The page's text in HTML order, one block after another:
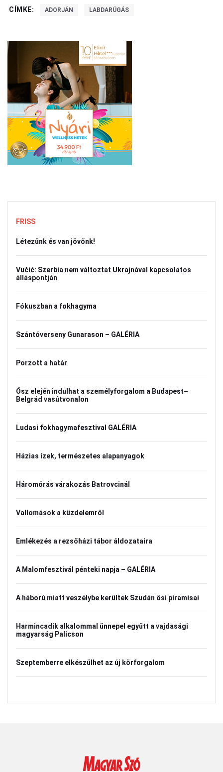
CÍMKE: ADORJÁN LABDARÚGÁS
FRISS
Létezünk és van jövőnk!
Vučić: Szerbia nem változtat Ukrajnával kapcsolatos
álláspontján
Fókuszban a fokhagyma
Szántóverseny Gunarason – GALÉRIA
Porzott a határ
Ősz elején indulhat a személyforgalom a Budapest–
Belgrád vasútvonalon
Ludasi fokhagymafesztival GALÉRIA
Házias ízek, természetes alapanyagok
Háromórás várakozás Batrovcinál
Vallomások a küzdelemről
Emlékezés a rezsőházi tábor áldozataira
A Malomfesztivál pénteki napja – GALÉRIA
A háború miatt veszélybe kerültek Szudán ősi piramisai
Harmincadik alkalommal ünnepel együtt a vajdasági
magyarság Palicson
Szeptemberre elkészülhet az új körforgalom